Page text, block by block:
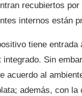
recubiertos
internos están
tiene
integrado. Sin
acuerdo al
además, con la